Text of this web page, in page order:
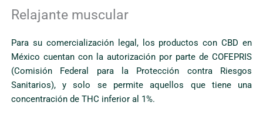
Relajante muscular
Para su comercialización legal, los productos con CBD en
México cuentan con la autorización por parte de COFEPRIS
(Comisión Federal para la Protección contra Riesgos
Sanitarios), y solo se permite aquellos que tiene una
concentración de THC inferior al 1%.